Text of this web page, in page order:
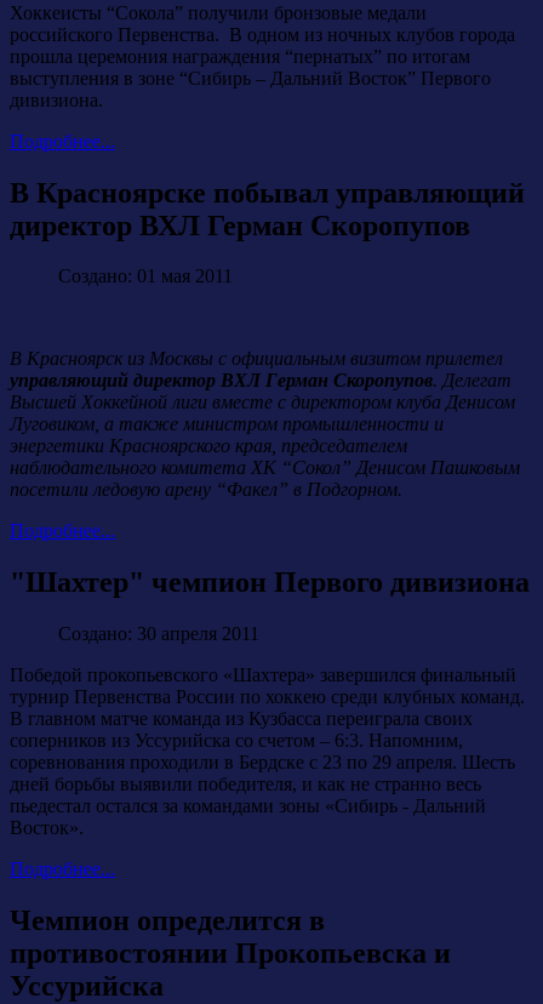
Хоккеисты “Сокола” получили бронзовые медали
российского Первенства. В одном из ночных клубов города
прошла церемония награждения “пернатых” по итогам
выступления в зоне “Сибирь – Дальний Восток” Первого
дивизиона.
Подробнее...
В Красноярске побывал управляющий
директор ВХЛ Герман Скоропупов
Создано: 01 мая 2011
В Красноярск из Москвы с официальным визитом прилетел
управляющий директор ВХЛ Герман Скоропупов. Делегат
Высшей Хоккейной лиги вместе с директором клуба Денисом
Луговиком, а также министром промышленности и
энергетики Красноярского края, председателем
наблюдательного комитета ХК “Сокол” Денисом Пашковым
посетили ледовую арену “Факел” в Подгорном.
Подробнее...
"Шахтер" чемпион Первого дивизиона
Создано: 30 апреля 2011
Победой прокопьевского «Шахтера» завершился финальный
турнир Первенства России по хоккею среди клубных команд.
В главном матче команда из Кузбасса переиграла своих
соперников из Уссурийска со счетом – 6:3. Напомним,
соревнования проходили в Бердске с 23 по 29 апреля. Шесть
дней борьбы выявили победителя, и как не странно весь
пьедестал остался за командами зоны «Сибирь - Дальний
Восток».
Подробнее...
Чемпион определится в
противостоянии Прокопьевска и
Уссурийска